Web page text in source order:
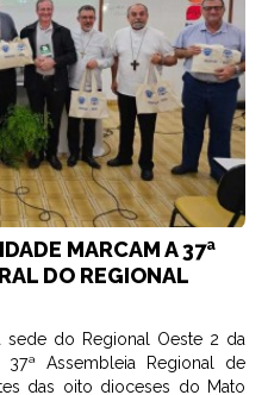
MARCAM A 37ª
DO REGIONAL
do Regional Oeste 2 da
Assembleia Regional de
das oito dioceses do Mato